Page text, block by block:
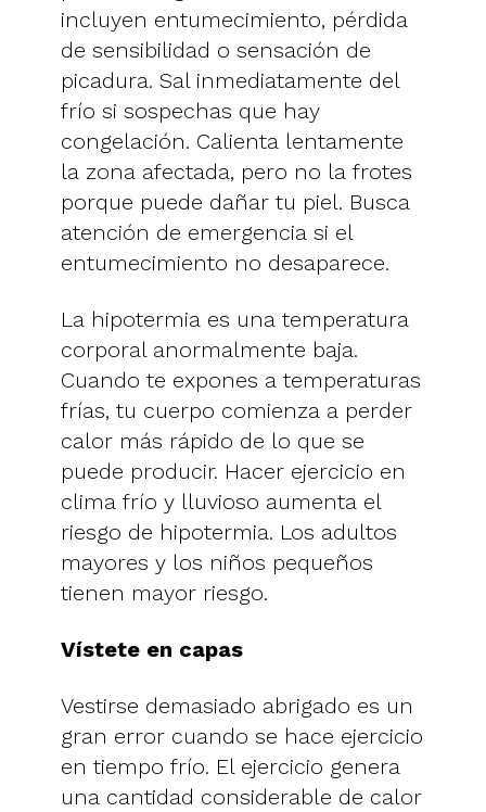
incluyen entumecimiento, pérdida
de sensibilidad o sensación de
picadura. Sal inmediatamente del
frío si sospechas que hay
congelación. Calienta lentamente
la zona afectada, pero no la frotes
porque puede dañar tu piel. Busca
atención de emergencia si el
entumecimiento no desaparece.
La hipotermia es una temperatura
corporal anormalmente baja.
Cuando te expones a temperaturas
frías, tu cuerpo comienza a perder
calor más rápido de lo que se
puede producir. Hacer ejercicio en
clima frío y lluvioso aumenta el
riesgo de hipotermia. Los adultos
mayores y los niños pequeños
tienen mayor riesgo.
Vístete en capas
Vestirse demasiado abrigado es un
gran error cuando se hace ejercicio
en tiempo frío. El ejercicio genera
una cantidad considerable de calor